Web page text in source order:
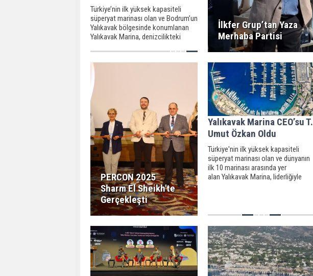
Türkiye’nin ilk yüksek kapasiteli
süperyat marinası olan ve Bodrum’un
Yalıkavak bölgesinde konumlanan
Yalıkavak Marina, denizcilikteki
uluslararası platformlarda temsil
etmeye devam ediyor.
İlkfer Grup’tan Yaza
Merhaba Partisi
PERCON 2025
Sharm El Sheikh'te
Gerçekleşti
Yalıkavak Marina CEO’su T.
Umut Özkan Oldu
Türkiye'nin ilk yüksek kapasiteli
süperyat marinası olan ve dünyanın
ilk 10 marinası arasında yer
alan Yalıkavak Marina, liderliğiyle
geçirmeyi hedefliyor.